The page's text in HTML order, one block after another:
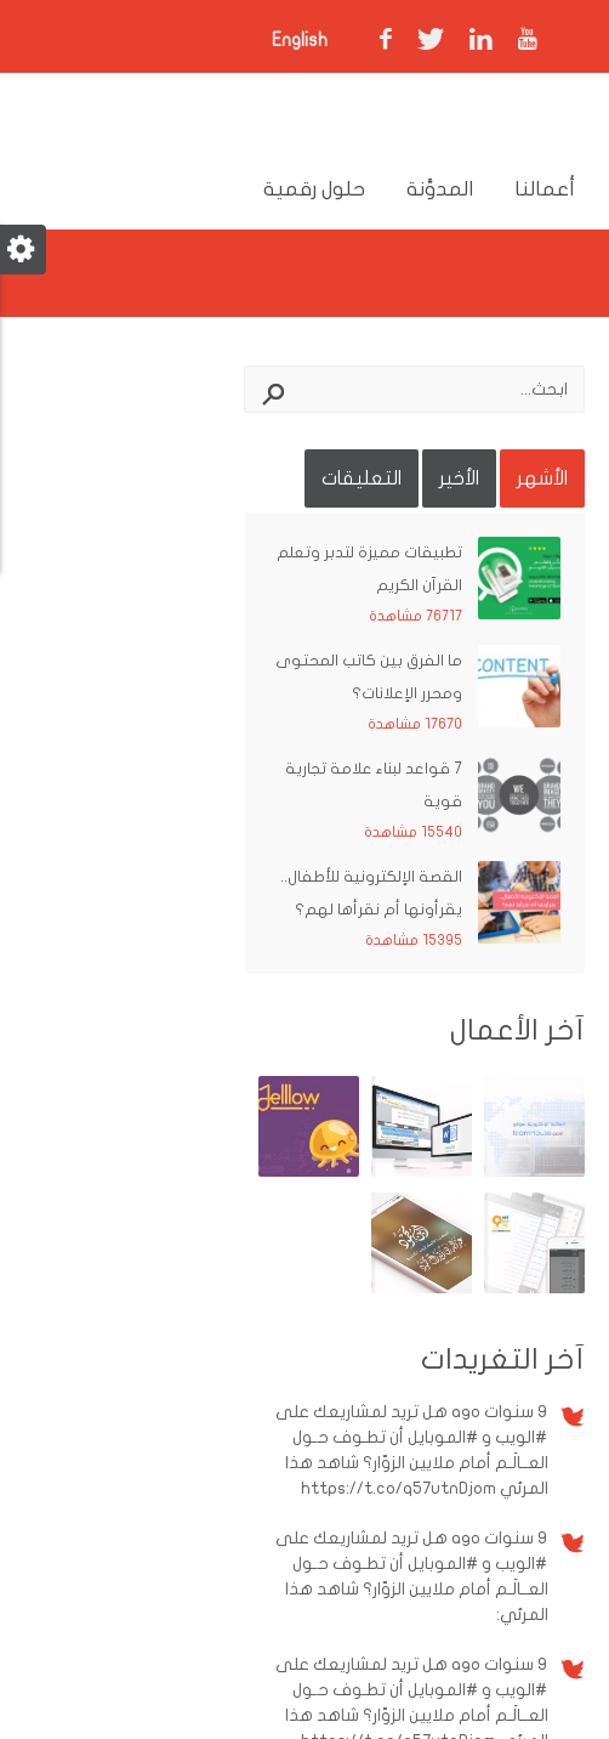
English
أعمالنا المدوَّنة حلول رقمية
الأشهر الأخير التعليقات
تطبيقات مميزة لتدبر وتعلم
القرآن الكريم
76717 مشاهدة
ما الفرق بين كاتب المحتوى
ومحرر الإعلانات؟
17670 مشاهدة
7 قواعد لبناء علامة تجارية
قوية
15540 مشاهدة
القصة الإلكترونية للأطفال..
يقرأونها أم نقرأها لهم؟
15395 مشاهدة
آخر الأعمال
آخر التغريدات
9 سنوات ago
هل تريد لمشاريعك على
#الويب و #الموبايل أن تطـوف حـول
العــالَـم أمام ملايين الزوّار؟ شاهد هذا
المرئي https://t.co/q57utnDjom
9 سنوات ago
هل تريد لمشاريعك على
#الويب و #الموبايل أن تطـوف حـول
العــالَـم أمام ملايين الزوّار؟ شاهد هذا
المرئي:
9 سنوات ago
هل تريد لمشاريعك على
#الويب و #الموبايل أن تطـوف حـول
العــالَـم أمام ملايين الزوّار؟ شاهد هذا